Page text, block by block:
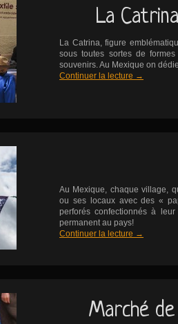
La
La Catrina, figure
sous toutes sortes de
souvenirs. Au Mexique on
Continuer la lecture →
Au Mexique, chaque village,
ou ses locaux avec des «
perforés confectionnés à
permanent au pays!
Continuer la lecture →
Marché de